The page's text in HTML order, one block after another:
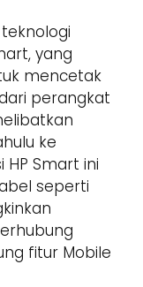
yang
mencetak
perangkat
ke
Smart ini
seperti
fitur Mobile